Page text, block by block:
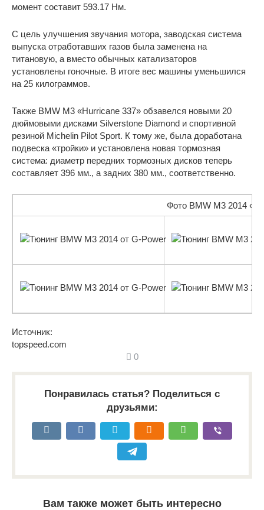
момент составит 593.17 Нм.
С цель улучшения звучания мотора, заводская система
выпуска отработавших газов была заменена на
титановую, а вместо обычных катализаторов
установлены гоночные. В итоге вес машины уменьшился
на 25 килограммов.
Также BMW M3 «Hurricane 337» обзавелся новыми 20
дюймовыми дисками Silverstone Diamond и спортивной
резиной Michelin Pilot Sport. К тому же, была доработана
подвеска «тройки» и установлена новая тормозная
система: диаметр передних тормозных дисков теперь
составляет 396 мм., а задних 380 мм., соответственно.
Фото BMW M3 2014
Источник:
topspeed.com
0
Понравилась статья? Поделиться с
друзьями:
Вам также может быть интересно